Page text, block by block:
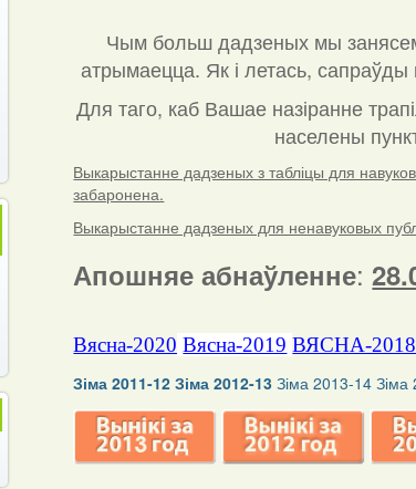
Чым больш дадзеных мы
атрымаецца. Як і летась, сапраўды
Для таго, каб Вашае назіранне
населены
Выкарыстанне дадзеных з табліцы для
забаронена.
Выкарыстанне дадзеных для ненавуковых
Апошняе абнаўленне:
Вясна-2020 Вясна-2019 ВЯСНА-2018
Зіма 2011-12 Зіма 2012-13 Зіма 2013-14 Зіма